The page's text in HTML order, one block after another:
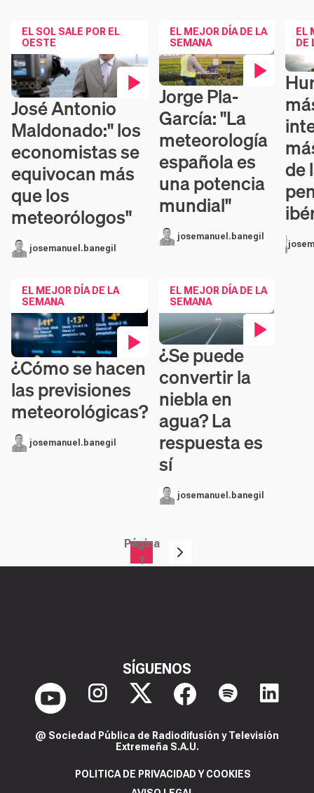
EL SOL SALE POR EL
OESTE
Contenido en vídeo
José Antonio
Maldonado:" los
economistas se
equivocan más
que los
meteorólogos"
josemanuel.banegil
EL MEJOR DÍA DE LA
SEMANA
Contenido en vídeo
Jorge Pla-
García: "La
meteorología
española es
una potencia
mundial"
josemanuel.banegil
EL
DE
de
EL MEJOR DÍA DE LA
SEMANA
Contenido en vídeo
¿Cómo se hacen
las previsiones
meteorológicas?
josemanuel.banegil
EL MEJOR DÍA DE LA
SEMANA
Contenido en vídeo
¿Se puede
convertir la
niebla en
agua? La
respuesta es
sí
josemanuel.banegil
Página
1
SÍGUENOS
@ Sociedad Pública de Radiodifusión y Televisión
Extremeña S.A.U.
POLITICA DE PRIVACIDAD Y COOKIES